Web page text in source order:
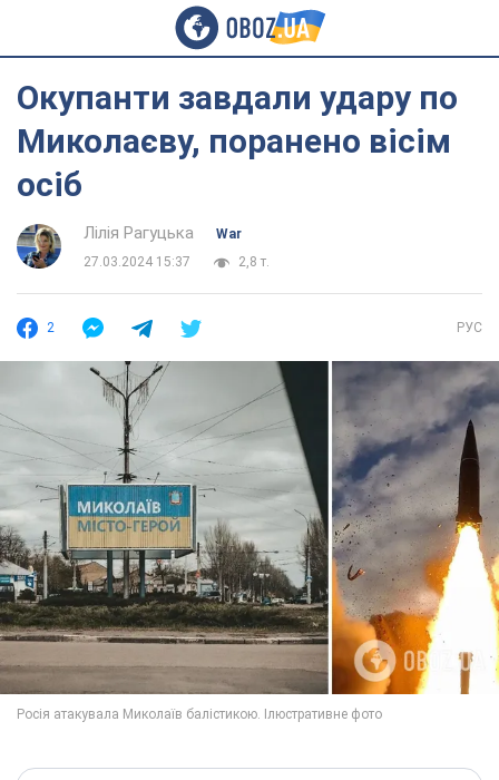
Окупанти завдали удару по
Миколаєву, поранено вісім
осіб
Лілія Рагуцька
War
27.03.2024 15:37
2,8 т.
2 РУС